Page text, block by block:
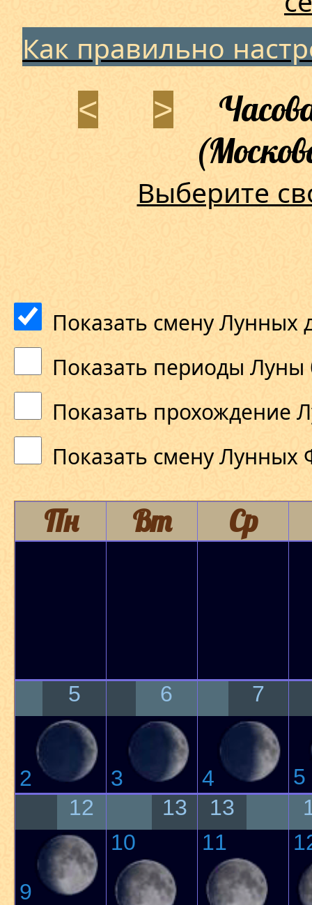
Как правильно
< >
Выберите
Показать смену Лунных
Показать периоды Луны
Показать прохождение
Показать смену Лунных
Пн Вт Ср
5
2
6
3
7
4
5
12
9
13
10
13
11